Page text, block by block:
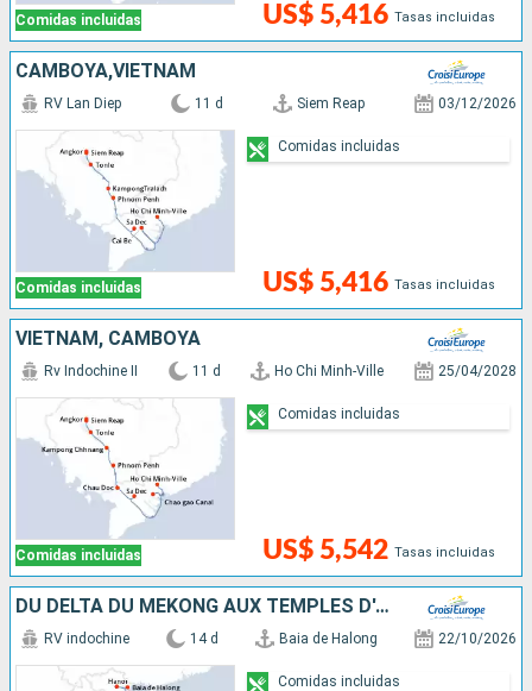
Comidas incluidas US$ 5,416 Tasas incluidas
CAMBOYA,VIETNAM
Comidas incluidas
RV Lan Diep 11 d Siem Reap 03/12/2026
US$ 5,416 Tasas incluidas
Comidas incluidas
VIETNAM, CAMBOYA
Comidas incluidas
Rv Indochine II 11 d Ho Chi Minh-Ville 25/04/2028
US$ 5,542 Tasas incluidas
Comidas incluidas
DU DELTA DU MÉKONG AUX TEMPLES D'ANGKOR, HANOÏ ET LA BAIE D'ALONG (FORMULE PORT/PORT)
RV indochine 14 d Baia de Halong 22/10/2026
Comidas incluidas